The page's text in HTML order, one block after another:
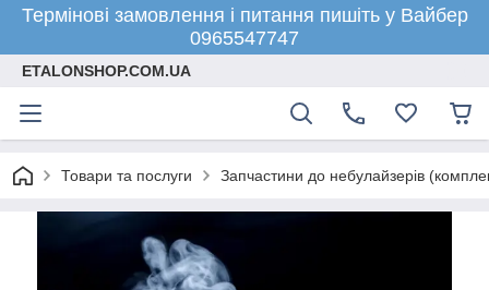
Термінові замовлення і питання пишіть у Вайбер
0965547747
ETALONSHOP.COM.UA
Товари та послуги Запчастини до небулайзерів